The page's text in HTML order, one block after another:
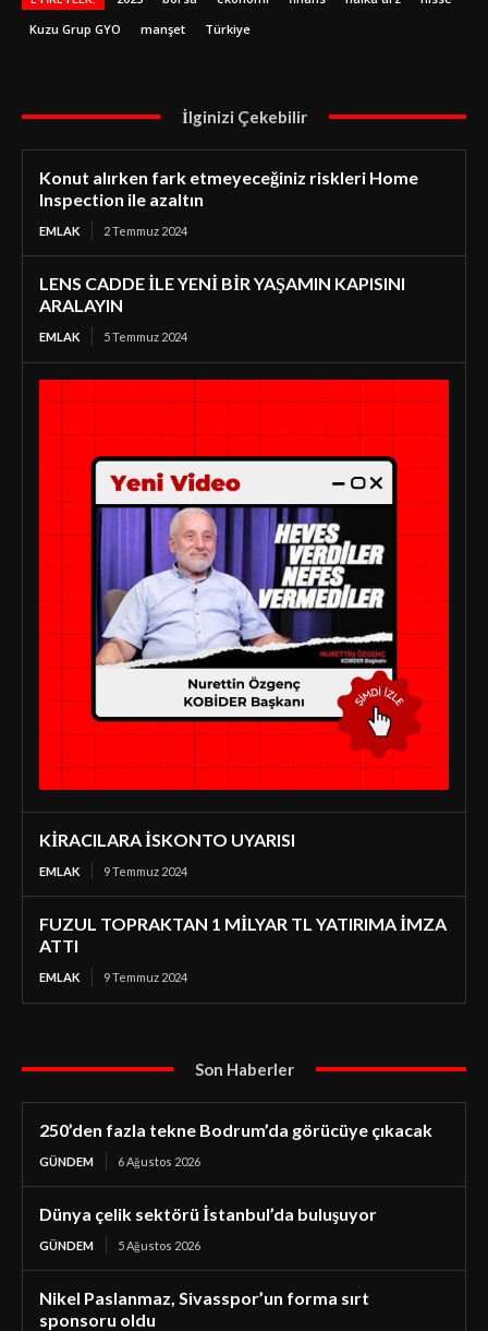
Kuzu Grup GYO
manşet Türkiye
İlginizi Çekebilir
Konut alırken fark etmeyeceğiniz riskleri Home
Inspection ile azaltın
EMLAK 2 Temmuz 2024
LENS CADDE İLE YENİ BİR YAŞAMIN KAPISINI
ARALAYIN
EMLAK 5 Temmuz 2024
KİRACILARA İSKONTO UYARISI
EMLAK 9 Temmuz 2024
FUZUL TOPRAKTAN 1 MİLYAR TL YATIRIMA İMZA
ATTI
EMLAK 9 Temmuz 2024
Son Haberler
250’den fazla tekne Bodrum’da görücüye çıkacak
GÜNDEM 6 Ağustos 2026
Dünya çelik sektörü İstanbul’da buluşuyor
GÜNDEM 5 Ağustos 2026
Nikel Paslanmaz, Sivasspor’un forma sırt
sponsoru oldu